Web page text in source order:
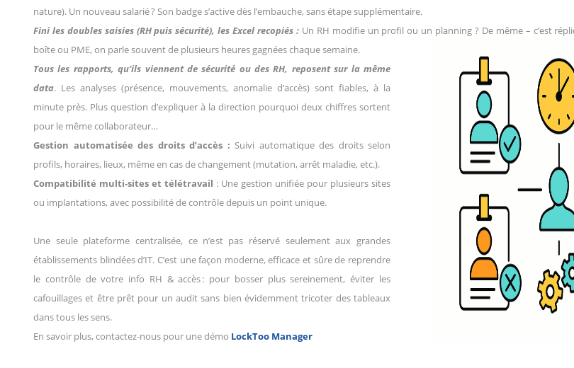
nature). Un nouveau salarié ? Son badge s’active dès l’embauche, sans étape supplémentaire.
Fini les doubles saisies (RH puis sécurité), les Excel recopiés :Un RH modifie un profil ou un planning ? De même – c’est
boîte ou PME, on parle souvent de plusieurs heures gagnées chaque semaine.
Tous les rapports, qu’ils viennent de sécurité ou des RH, reposent sur la même
data. Les analyses (présence, mouvements, anomalie d’accès) sont fiables, à la
minute près. Plus question d’expliquer à la direction pourquoi deux chiffres sortent
pour le même collaborateur…
Gestion automatisée des droits d’accès : Suivi automatique des droits selon
profils, horaires, lieux, même en cas de changement (mutation, arrêt maladie, etc.).
Compatibilité multi-sites et télétravail : Une gestion unifiée pour plusieurs sites
ou implantations, avec possibilité de contrôle depuis un point unique.
Une seule plateforme centralisée, ce n’est pas réservé seulement aux grandes
établissements blindées d’IT. C’est une façon moderne, efficace et sûre de reprendre
le contrôle de votre info RH & accès : pour bosser plus sereinement, éviter les
cafouillages et être prêt pour un audit sans bien évidemment tricoter des tableaux
dans tous les sens.
En savoir plus, contactez-nous pour une démo LockToo Manager